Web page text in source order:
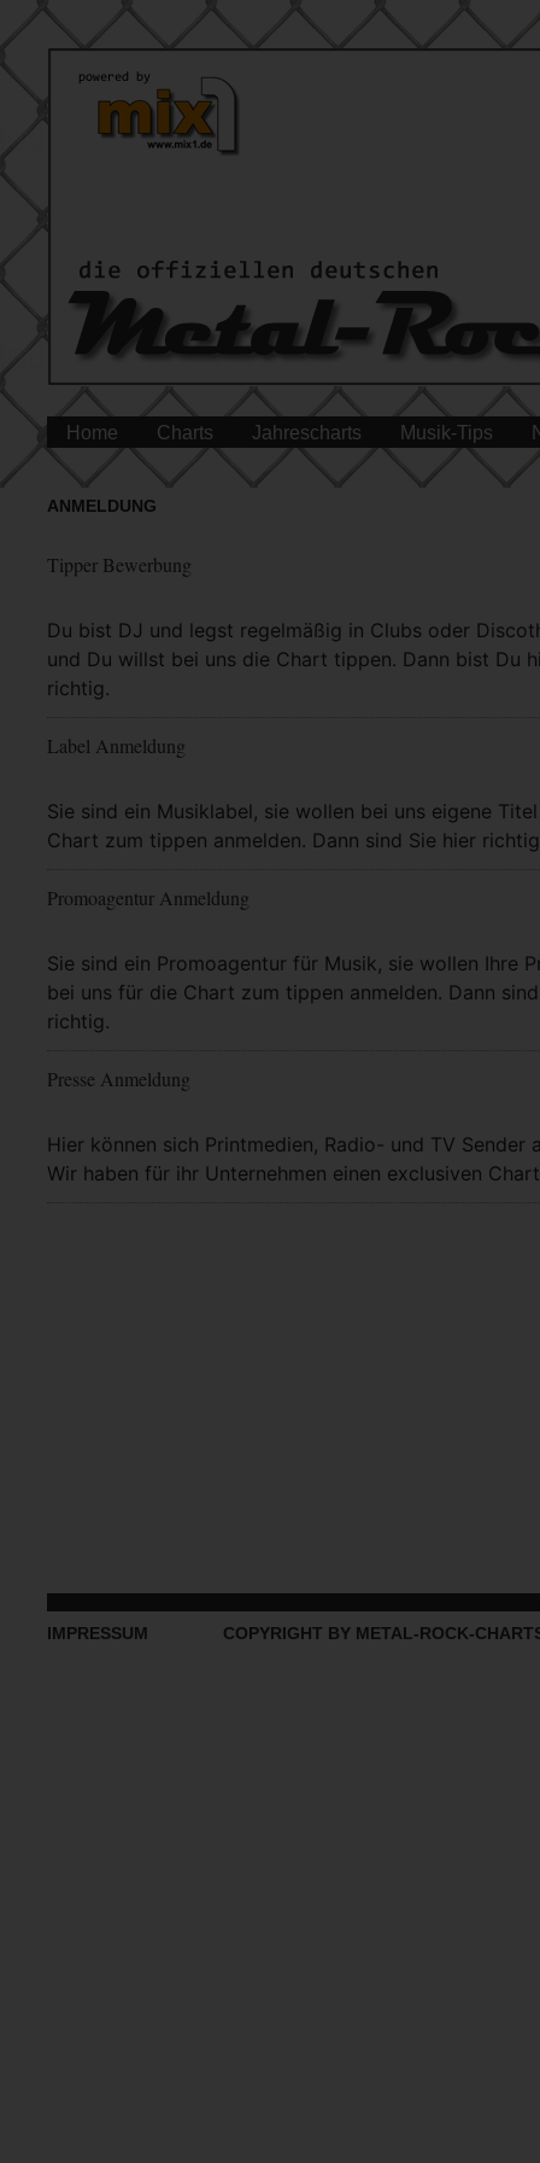
Home Charts Jahrescharts Musik-Tips
ANMELDUNG
Tipper Bewerbung
Du bist DJ und legst regelmäßig in Clubs oder
und Du willst bei uns die Chart tippen. Dann bist Du
richtig.
Mehr Info
Label Anmeldung
Sie sind ein Musiklabel, sie wollen bei uns eigene
Chart zum tippen anmelden. Dann sind Sie hier
Mehr Info
Promoagentur Anmeldung
Sie sind ein Promoagentur für Musik, sie wollen Ihre
bei uns für die Chart zum tippen anmelden. Dann
richtig.
Mehr Info
Presse Anmeldung
Hier können sich Printmedien, Radio- und TV Sender
Wir haben für ihr Unternehmen einen exclusiven
Mehr Info
IMPRESSUM COPYRIGHT BY METAL-ROCK-